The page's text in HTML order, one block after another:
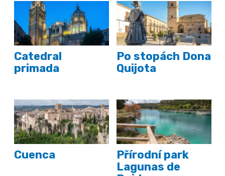
Catedral
primada
Po stopách Dona
Quijota
Cuenca
Přírodní park
Lagunas de